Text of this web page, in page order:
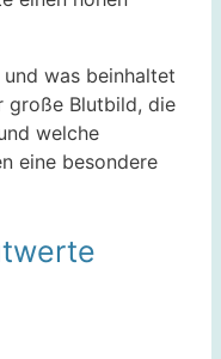
was beinhaltet
große Blutbild, die
welche
eine besondere